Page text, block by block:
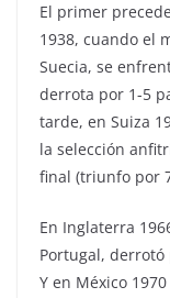
El primer
1938, cuando el
Suecia, se
derrota por 1-5
tarde, en Suiza
la selección
final (triunfo por
En Inglaterra
Portugal, derrotó
Y en México